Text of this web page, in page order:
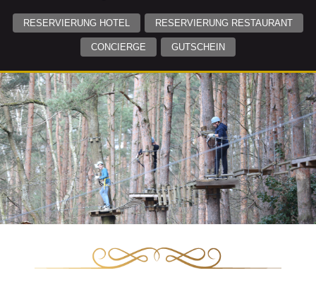
RESERVIERUNG HOTEL RESERVIERUNG RESTAURANT
CONCIERGE GUTSCHEIN